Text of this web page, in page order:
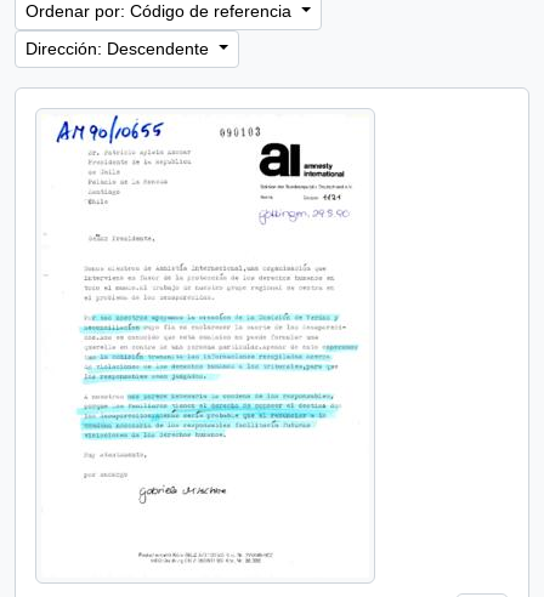
Ordenar por: Código de referencia
Dirección: Descendente